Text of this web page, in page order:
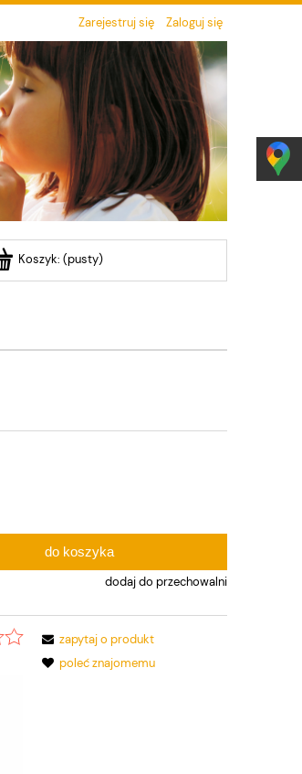
Zarejestruj się Zaloguj się
Koszyk: (pusty)
do koszyka
dodaj do przechowalni
zapytaj o produkt
poleć znajomemu